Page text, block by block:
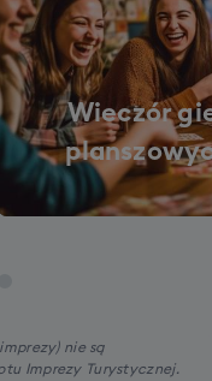
Wieczór
nie są
Imprezy Turystycznej.